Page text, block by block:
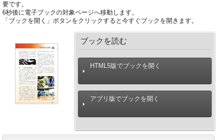
要です。
6秒後に電子ブックの対象ページへ移動します。
「ブックを開く」ボタンをクリックすると今すぐブックを開きます。
ブックを読む
HTML5版でブックを開く
アプリ版でブックを開く